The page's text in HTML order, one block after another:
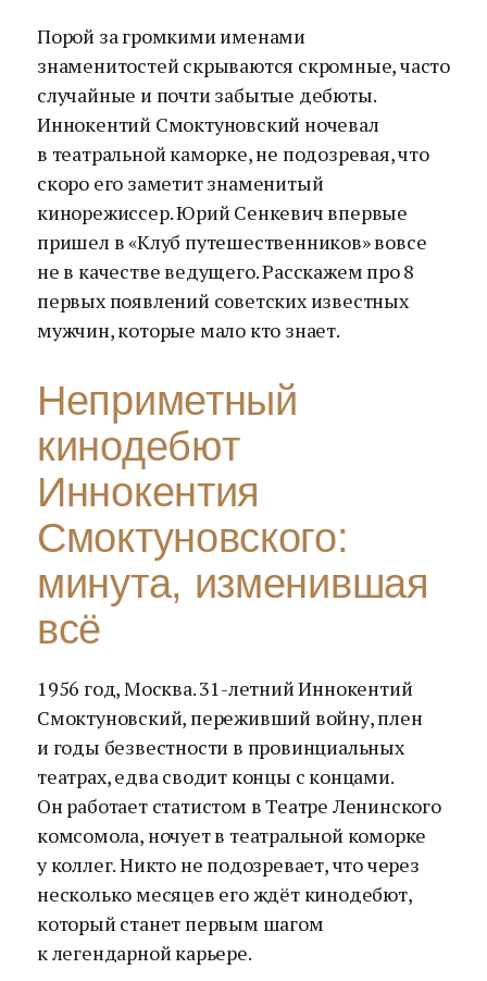
Порой за громкими именами
знаменитостей скрываются скромные, часто
случайные и почти забытые дебюты.
Иннокентий Смоктуновский ночевал
в театральной каморке, не подозревая, что
скоро его заметит знаменитый
кинорежиссер. Юрий Сенкевич впервые
пришел в «Клуб путешественников» вовсе
не в качестве ведущего. Расскажем про 8
первых появлений советских известных
мужчин, которые мало кто знает.
Неприметный
кинодебют
Иннокентия
Смоктуновского:
минута, изменившая
всё
1956 год, Москва. 31-летний Иннокентий
Смоктуновский, переживший войну, плен
и годы безвестности в провинциальных
театрах, едва сводит концы с концами.
Он работает статистом в Театре Ленинского
комсомола, ночует в театральной коморке
у коллег. Никто не подозревает, что через
несколько месяцев его ждёт кинодебют,
который станет первым шагом
к легендарной карьере.